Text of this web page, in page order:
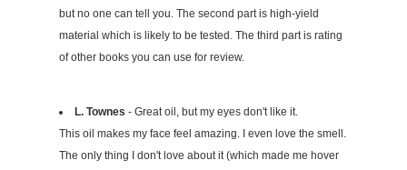
but no one can tell you. The second part is high-yield
material which is likely to be tested. The third part is rating
of other books you can use for review.
L. Townes - Great oil, but my eyes don't like it.
This oil makes my face feel amazing. I even love the smell.
The only thing I don't love about it (which made me hover